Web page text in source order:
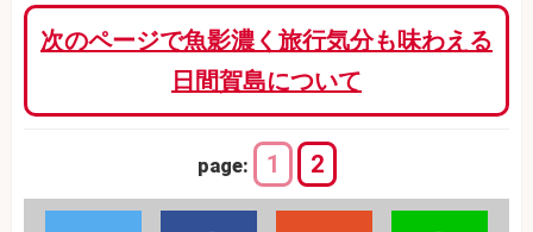
次のページで魚影濃く旅行気分も味わえる
日間賀島について
page: 1 2